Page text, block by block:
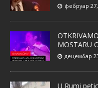
фебруар
MOSTARU
децембар
U Rumi